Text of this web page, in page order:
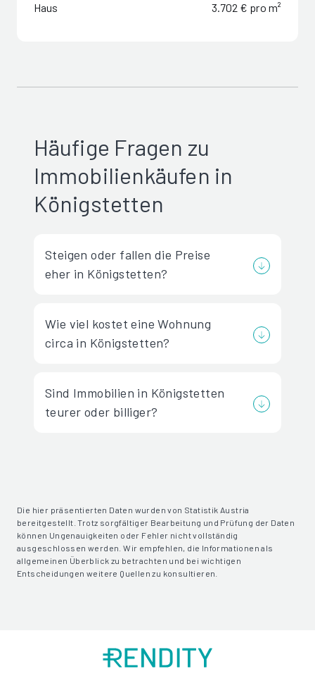
Haus 3.702 € pro m²
Häufige Fragen zu
Immobilienkäufen in
Königstetten
Steigen oder fallen die Preise
eher in Königstetten?
Wie viel kostet eine Wohnung
circa in Königstetten?
Sind Immobilien in Königstetten
teurer oder billiger?
Die hier präsentierten Daten wurden von Statistik Austria
bereitgestellt. Trotz sorgfältiger Bearbeitung und Prüfung der Daten
können Ungenauigkeiten oder Fehler nicht vollständig
ausgeschlossen werden. Wir empfehlen, die Informationen als
allgemeinen Überblick zu betrachten und bei wichtigen
Entscheidungen weitere Quellen zu konsultieren.